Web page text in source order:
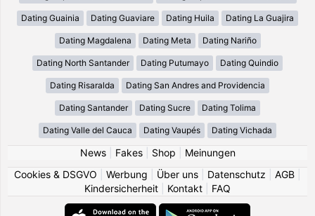
Dating Guainia Dating Guaviare Dating Huila Dating La Guajira
Dating Magdalena Dating Meta Dating Nariño
Dating North Santander Dating Putumayo Dating Quindio
Dating Risaralda Dating San Andres and Providencia
Dating Santander Dating Sucre Dating Tolima
Dating Valle del Cauca Dating Vaupés Dating Vichada
News| Fakes| Shop
Meinungen
Cookies & DSGVO
Werbung Über uns Datenschutz AGB
Kindersicherheit
Kontakt FAQ